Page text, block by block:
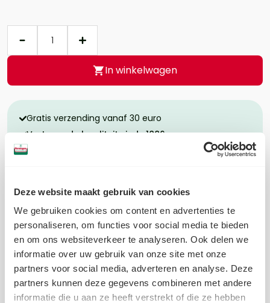
Deze website maakt gebruik van cookies
We gebruiken cookies om content en advertenties te
personaliseren, om functies voor social media te bieden
en om ons websiteverkeer te analyseren. Ook delen we
informatie over uw gebruik van onze site met onze
partners voor social media, adverteren en analyse. Deze
partners kunnen deze gegevens combineren met andere
informatie die u aan ze heeft verstrekt of die ze hebben
In winkelwagen
Gratis verzending vanaf 30 euro
Vertrouwde kwaliteit sinds 1886
Tevreden klanten - 9.3 beoordeling op Kiyoh
Ingrediënten
Allergenen
Voedingswaarde per 100 gram
EAN: 8712200951069 | Artikelnummer: 99081665